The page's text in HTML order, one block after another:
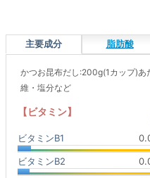
主要成分 脂肪酸
かつお昆布だし:200g(1カップ)
維・塩分など
【ビタミン】
ビタミンB1
ビタミンB2